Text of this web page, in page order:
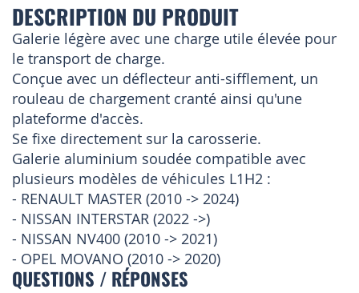
DESCRIPTION DU PRODUIT
Galerie légère avec une charge utile élevée pour
le transport de charge.
Conçue avec un déflecteur anti-sifflement, un
rouleau de chargement cranté ainsi qu'une
plateforme d'accès.
Se fixe directement sur la carosserie.
Galerie aluminium soudée compatible avec
plusieurs modèles de véhicules L1H2 :
- RENAULT MASTER (2010 -> 2024)
- NISSAN INTERSTAR (2022 ->)
- NISSAN NV400 (2010 -> 2021)
- OPEL MOVANO (2010 -> 2020)
QUESTIONS / RÉPONSES